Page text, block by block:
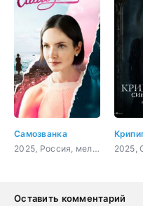
Самозванка
2025, Россия, мелодрама
2025,
Оставить комментарий